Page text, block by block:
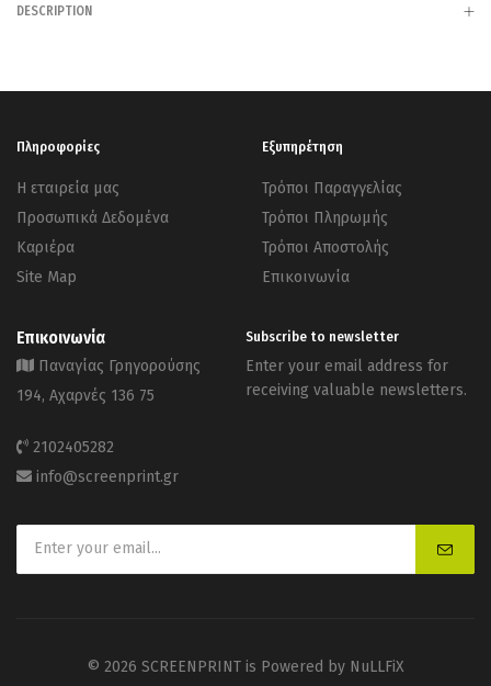
DESCRIPTION
Πληροφορίες
Η εταιρεία μας
Προσωπικά Δεδομένα
Καριέρα
Site Map
Εξυπηρέτηση
Τρόποι Παραγγελίας
Τρόποι Πληρωμής
Τρόποι Αποστολής
Επικοινωνία
Επικοινωνία
Παναγίας Γρηγορούσης
194, Αχαρνές 136 75
2102405282
info@screenprint.gr
Subscribe to newsletter
Enter your email address for
receiving valuable newsletters.
© 2026 SCREENPRINT is Powered by NuLLFiX